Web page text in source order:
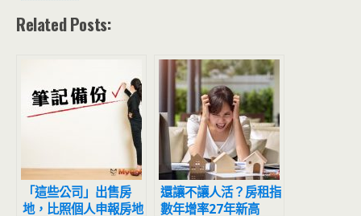
Related Posts:
「這些公司」出售房
地，比照個人申報房地
還讓不讓人活？房租指
數年增率27年新高